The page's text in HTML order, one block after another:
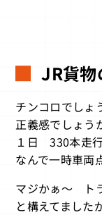
JR貨物
チンコロでし
正義感でしょう
１日 330本走
なんで一時車両
マジかぁ～ ト
と構えてまし